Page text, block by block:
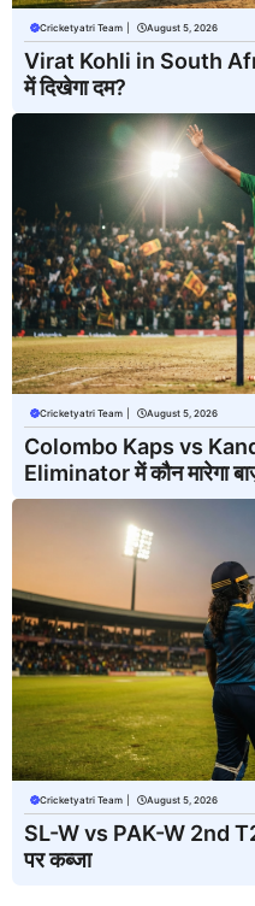
Cricketyatri Team August 5, 2026
Virat Kohli in South
में दिखेगा दम?
Cricketyatri Team August 5, 2026
Colombo Kaps vs
Eliminator में कौन मारेगा
Cricketyatri Team August 5, 2026
SL-W vs PAK-W 2nd
पर कब्जा